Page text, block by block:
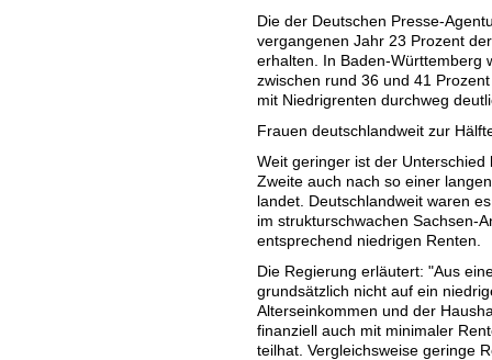
Die der Deutschen Presse-
vergangenen Jahr 23 Prozent
erhalten. In Baden-Württemberg
zwischen rund 36 und 41
mit Niedrigrenten durchweg
Frauen deutschlandweit zur
Weit geringer ist der
Zweite auch nach so einer
landet. Deutschlandweit waren
im strukturschwachen Sachsen-
entsprechend niedrigen Renten.
Die Regierung erläutert: "Aus
grundsätzlich nicht auf ein
Alterseinkommen und der
finanziell auch mit minimaler
teilhat. Vergleichsweise geringe